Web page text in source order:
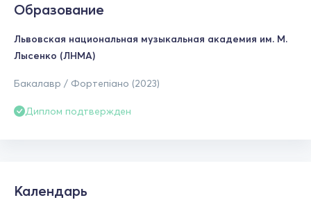
Образование
Львовская национальная музыкальная академия им. М.
Лысенко (ЛНМА)
Бакалавр / Фортепіано (2023)
Диплом подтвержден
Календарь